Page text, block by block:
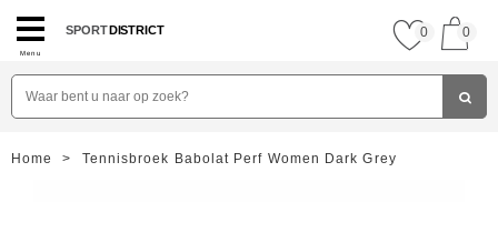
Menu
SPORTDISTRICT 0 0
Home > Tennisbroek Babolat Perf Women Dark Grey